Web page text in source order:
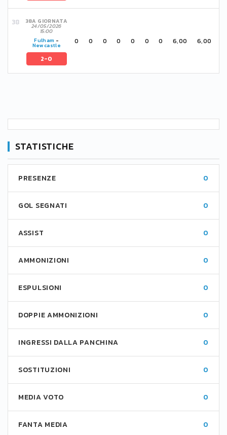
38A GIORNATA
24/05/2026
15:00
Fulham -
Newcastle
2-0
0 0 0 0 0 0 0 6,00 6,00
STATISTICHE
PRESENZE 0
GOL SEGNATI 0
ASSIST 0
AMMONIZIONI 0
ESPULSIONI 0
DOPPIE AMMONIZIONI 0
INGRESSI DALLA PANCHINA 0
SOSTITUZIONI 0
MEDIA VOTO 0
FANTA MEDIA 0